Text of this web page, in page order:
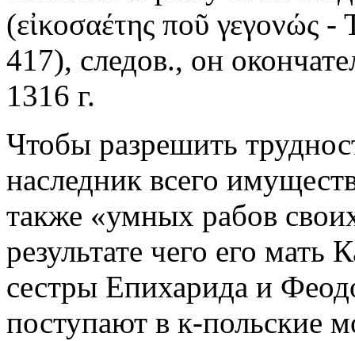
(εἰκοσαέτης ποῦ γεγονώς
417), следов., он
1316 г.
Чтобы разрешить
наследник всего
также «умных рабов
результате чего его
сестры Епихарида и
поступают в к-польские